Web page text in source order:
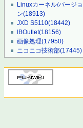
Linuxカーネル/バージョ
ン(18913)
JXD S5110(18442)
IBOutlet(18156)
画像処理(17950)
ニコニコ技術部(17445)